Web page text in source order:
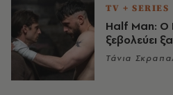
TV + SERIES
Half Man: Ο
ξεβολεύει
Τάνια